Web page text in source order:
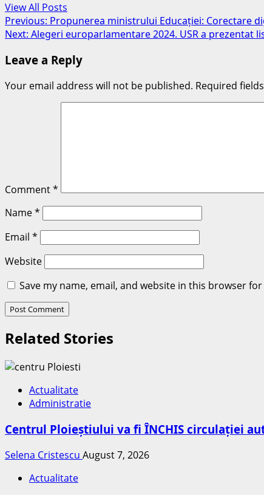
View All Posts
Post
navigation
Previous: Propunerea ministrului Educației: Corectare
Next: Alegeri europarlamentare 2024. USR a prezentat
Leave a Reply
Your email address will not be published. Required
Comment*
Name*
Email *
Website
Save my name, email, and website in this browser
Related Stories
Actualitate
Administratie
Centrul Ploieștiului va fi ÎNCHIS circulației
Selena Cristescu August 7, 2026
Actualitate